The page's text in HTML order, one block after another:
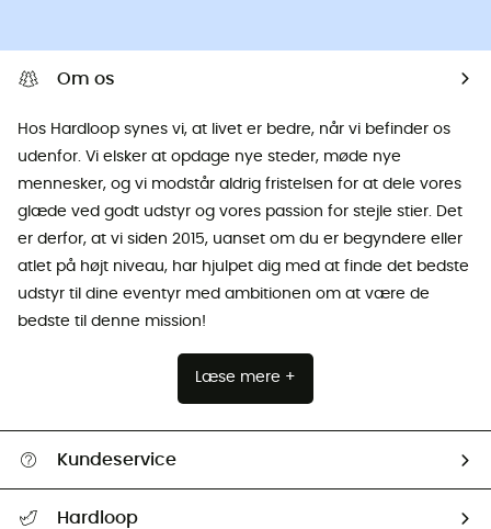
Om os
Hos Hardloop synes vi, at livet er bedre, når vi befinder os
udenfor. Vi elsker at opdage nye steder, møde nye
mennesker, og vi modstår aldrig fristelsen for at dele vores
glæde ved godt udstyr og vores passion for stejle stier. Det
er derfor, at vi siden 2015, uanset om du er begyndere eller
atlet på højt niveau, har hjulpet dig med at finde det bedste
udstyr til dine eventyr med ambitionen om at være de
bedste til denne mission!
Læse mere +
Kundeservice
Hardloop